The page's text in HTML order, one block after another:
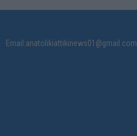
Email:anatolikiattikinews01@gmail.com